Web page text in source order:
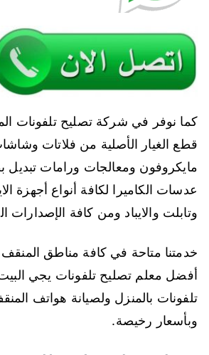
كما نوفر في شركة تصليح تلفونات
قطع الغيار الأصلية من فلاتات
مايكروفون ومعالجات ورامات تبديل
عدسات الكاميرا لكافة أنواع أجهزة
وتابلت والايباد ومن كافة الإصدارات
خدمتنا متاحة في كافة مناطق
أفضل معلم تصليح تلفونات يجي
تلفونات بالمنزل ولصيانة هواتف
وبأسعار رخيصة.